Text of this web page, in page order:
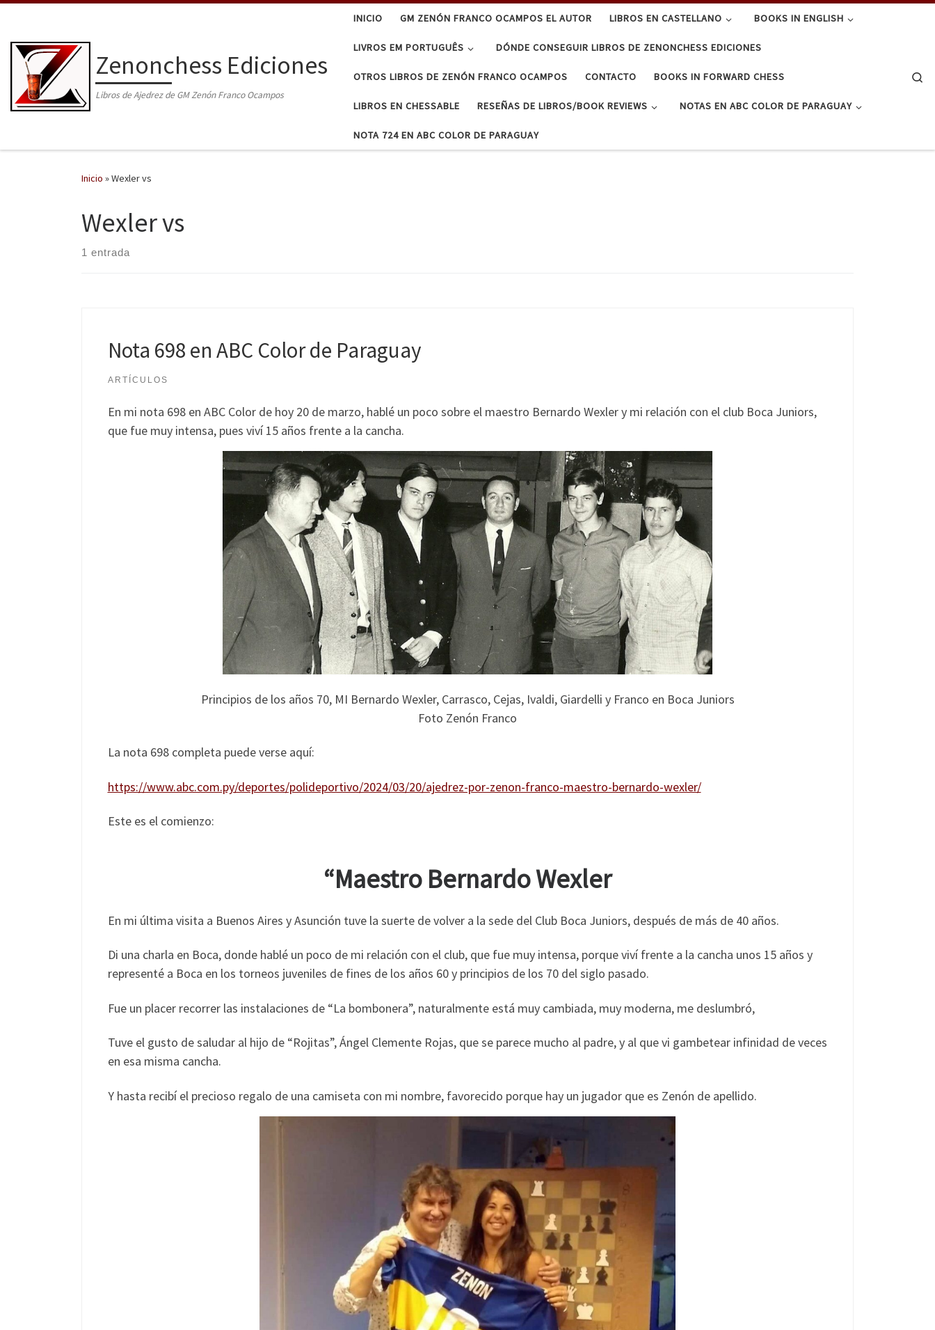
Zenonchess Ediciones
Libros de Ajedrez de GM Zenón Franco Ocampos
INICIO GM ZENÓN FRANCO OCAMPOS EL AUTOR LIBROS EN CASTELLANO BOOKS IN ENGLISH
LIVROS EM PORTUGUÊS DÓNDE CONSEGUIR LIBROS DE ZENONCHESS EDICIONES
OTROS LIBROS DE ZENÓN FRANCO OCAMPOS CONTACTO BOOKS IN FORWARD CHESS
LIBROS EN CHESSABLE RESEÑAS DE LIBROS/BOOK REVIEWS NOTAS EN ABC COLOR DE PARAGUAY
NOTA 724 EN ABC COLOR DE PARAGUAY
Inicio »Wexler vs
Wexler vs
1 entrada
Nota 698 en ABC Color de Paraguay
ARTÍCULOS
En mi nota 698 en ABC Color de hoy 20 de marzo, hablé un poco sobre el maestro Bernardo Wexler y mi relación con el club Boca Juniors,
que fue muy intensa, pues viví 15 años frente a la cancha.
Principios de los años 70, MI Bernardo Wexler, Carrasco, Cejas, Ivaldi, Giardelli y Franco en Boca Juniors
Foto Zenón Franco
La nota 698 completa puede verse aquí:
https://www.abc.com.py/deportes/polideportivo/2024/03/20/ajedrez-por-zenon-franco-maestro-bernardo-wexler/
Este es el comienzo:
“Maestro Bernardo Wexler
En mi última visita a Buenos Aires y Asunción tuve la suerte de volver a la sede del Club Boca Juniors, después de más de 40 años.
Di una charla en Boca, donde hablé un poco de mi relación con el club, que fue muy intensa, porque viví frente a la cancha unos 15 años y
representé a Boca en los torneos juveniles de fines de los años 60 y principios de los 70 del siglo pasado.
Fue un placer recorrer las instalaciones de “La bombonera”, naturalmente está muy cambiada, muy moderna, me deslumbró,
Tuve el gusto de saludar al hijo de “Rojitas”, Ángel Clemente Rojas, que se parece mucho al padre, y al que vi gambetear infinidad de veces
en esa misma cancha.
Y hasta recibí el precioso regalo de una camiseta con mi nombre, favorecido porque hay un jugador que es Zenón de apellido.